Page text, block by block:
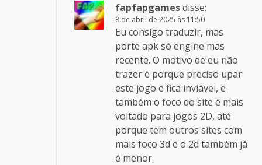
fapfapgamesdisse:
8 de abril de 2025 às 11:50
Eu consigo traduzir, mas
porte apk só engine mas
recente. O motivo de eu não
trazer é porque preciso upar
este jogo e fica inviável, e
também o foco do site é mais
voltado para jogos 2D, até
porque tem outros sites com
mais foco 3d e o 2d também já
é menor.